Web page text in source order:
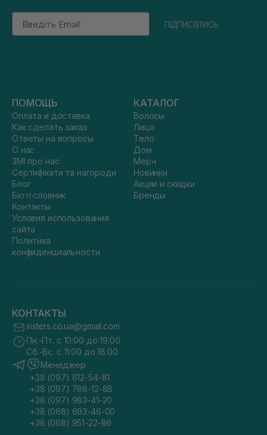
Email
підписатись
ПОМОЩЬ
Оплата и доставка
Как сделать заказ
Ответы на вопросы
О нас
ЗМІ про нас
Сертифікати та нагороди
Блог
Бюті словник
Контакты
Условия использования
сайта
Политика
конфиденциальности
КАТАЛОГ
Волосы
Лицо
Тело
Дом
Мерч
Новинки
Акции и скидки
Бренды
КОНТАКТЫ
sisters.co.ua@gmail.com
Пн.-Пт. с 10:00 до 19:00
Сб.-Вс. с 11:00 до 18:00
Менеджер
+38 (097) 612-54-81
+38 (097) 788-12-88
+38 (097) 983-41-20
+38 (068) 693-46-00
+38 (068) 951-22-86